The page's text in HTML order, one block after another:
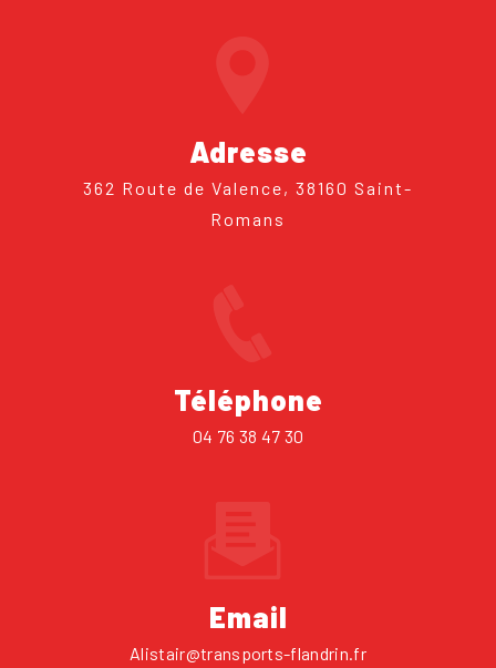
Adresse
362 Route de Valence, 38160 Saint-
Romans
Téléphone
04 76 38 47 30
Email
alistair@transports-flandrin.fr